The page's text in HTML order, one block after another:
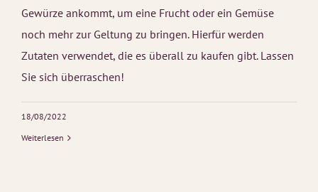
Gewürze ankommt, um eine Frucht oder ein Gemüse
noch mehr zur Geltung zu bringen. Hierfür werden
Zutaten verwendet, die es überall zu kaufen gibt. Lassen
Sie sich überraschen!
18/08/2022
Weiterlesen